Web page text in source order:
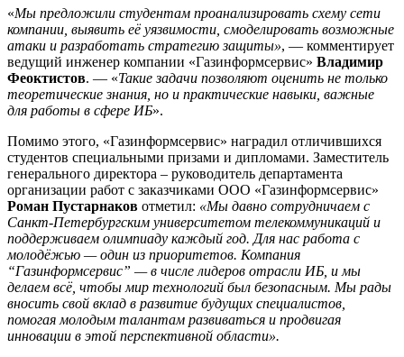
«Мы предложили студентам проанализировать схему сети
компании, выявить её уязвимости, смоделировать возможные
атаки и разработать стратегию защиты», — комментирует
ведущий инженер компании «Газинформсервис» Владимир
Феоктистов. — «Такие задачи позволяют оценить не только
теоретические знания, но и практические навыки, важные
для работы в сфере ИБ».
Помимо этого, «Газинформсервис» наградил отличившихся
студентов специальными призами и дипломами. Заместитель
генерального директора – руководитель департамента
организации работ с заказчиками ООО «Газинформсервис»
Роман Пустарнаков отметил: «Мы давно сотрудничаем с
Санкт-Петербургским университетом телекоммуникаций и
поддерживаем олимпиаду каждый год. Для нас работа с
молодёжью — один из приоритетов. Компания
“Газинформсервис” — в числе лидеров отрасли ИБ, и мы
делаем всё, чтобы мир технологий был безопасным. Мы рады
вносить свой вклад в развитие будущих специалистов,
помогая молодым талантам развиваться и продвигая
инновации в этой перспективной области».